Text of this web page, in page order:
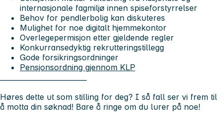
internasjonale fagmiljø innen spiseforstyrrelser
Behov for pendlerbolig kan diskuteres
Mulighet for noe digitalt hjemmekontor
Overlegepermisjon etter gjeldende regler
Konkurransedyktig rekrutteringstillegg
Gode forsikringsordninger
Pensjonsordning gjennom KLP
Høres dette ut som stilling for deg? I så fall ser vi frem til
å motta din søknad! Bare å ringe om du lurer på noe!